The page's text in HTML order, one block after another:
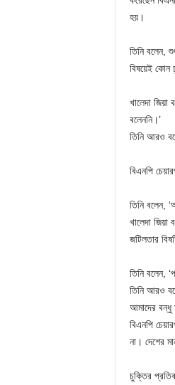
হয়।
তিনি বলেন,
বিষয়েই কোন
খালেদা জিয়া
বলেননি।’
তিনি আরও
বিএনপি
তিনি বলেন,
খালেদা
জটিলতার
তিনি বলেন,
তিনি আরও
আমাদের বন্ধু
বিএনপি
না। দেশের
চুক্তির